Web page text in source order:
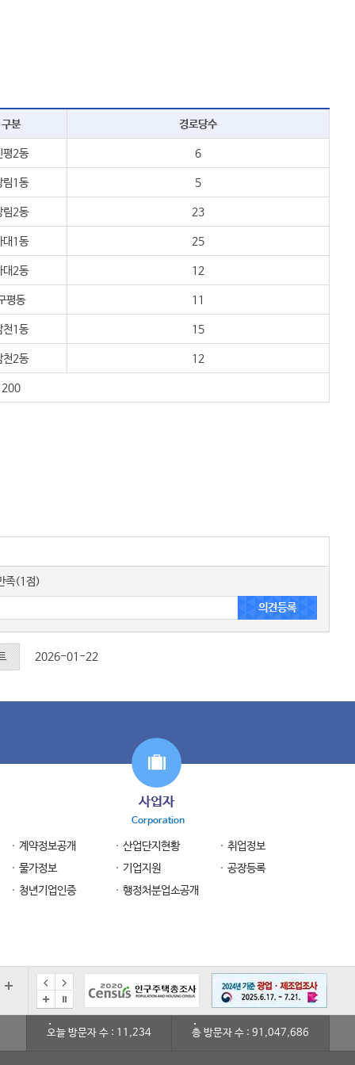
구분 경로당수
평2동 6
림1동 5
림2동 23
대1동 25
대2동 12
평동 11
천1동 15
천2동 12
200
족(1점)
2026-01-22
사업자
Corporation
계약정보공개 산업단지현황
취업정보
물가정보
기업지원
공장등록
청년기업인증
행정처분업소공개
오늘 방문자 수 : 11,234 총 방문자 수 : 91,047,686